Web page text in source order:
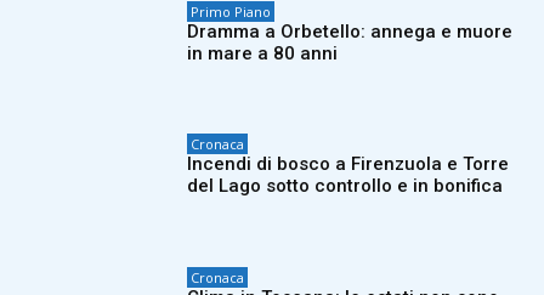
Primo Piano
Dramma a Orbetello: annega e muore
in mare a 80 anni
Cronaca
Incendi di bosco a Firenzuola e Torre
del Lago sotto controllo e in bonifica
Cronaca